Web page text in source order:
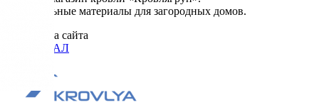
Строительные материалы для загородных домов.
Разработка сайта
ОРИГИНАЛ